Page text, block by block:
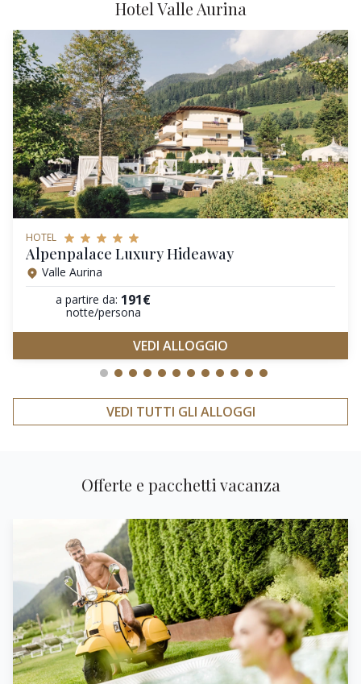
Hotel Valle Aurina
HOTEL
Alpenpalace Luxury Hideaway
Valle Aurina
a partire da: 191€
notte/persona
VEDI ALLOGGIO
VEDI TUTTI GLI ALLOGGI
Offerte e pacchetti vacanza